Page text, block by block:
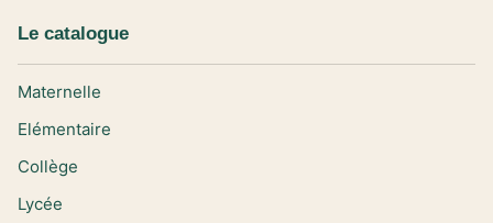
Le catalogue
Maternelle
Elémentaire
Collège
Lycée